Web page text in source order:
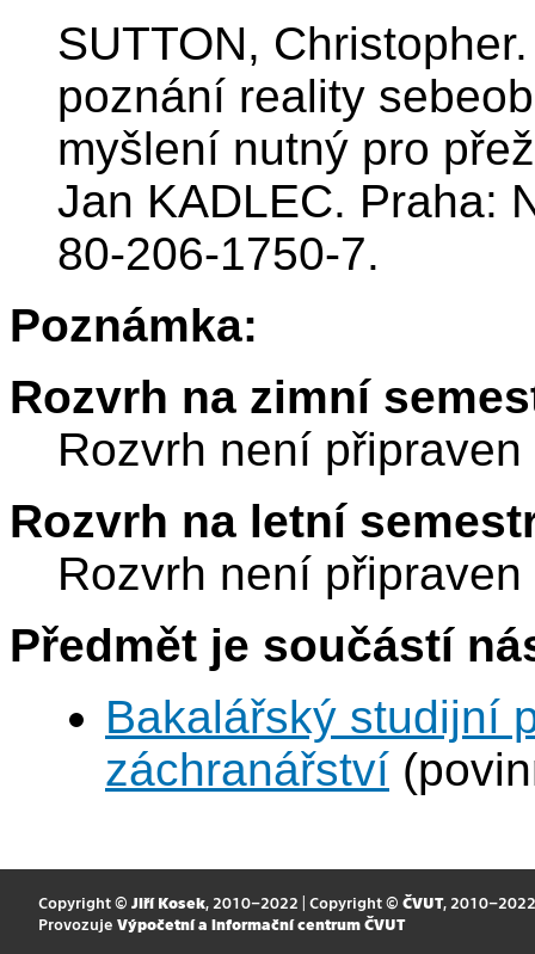
SUTTON,
poznání reality
myšlení nutný pro
Jan KADLEC. Praha:
80-206-1750-7.
Poznámka:
Rozvrh na zimní
Rozvrh není připraven
Rozvrh na letní
Rozvrh není připraven
Předmět je součástí
Bakalářský studijní
záchranářství
Copyright © Jiří Kosek, 2010–2022 | Copyright © ČVUT, 2010–2022
Provozuje Výpočetní a informační centrum ČVUT